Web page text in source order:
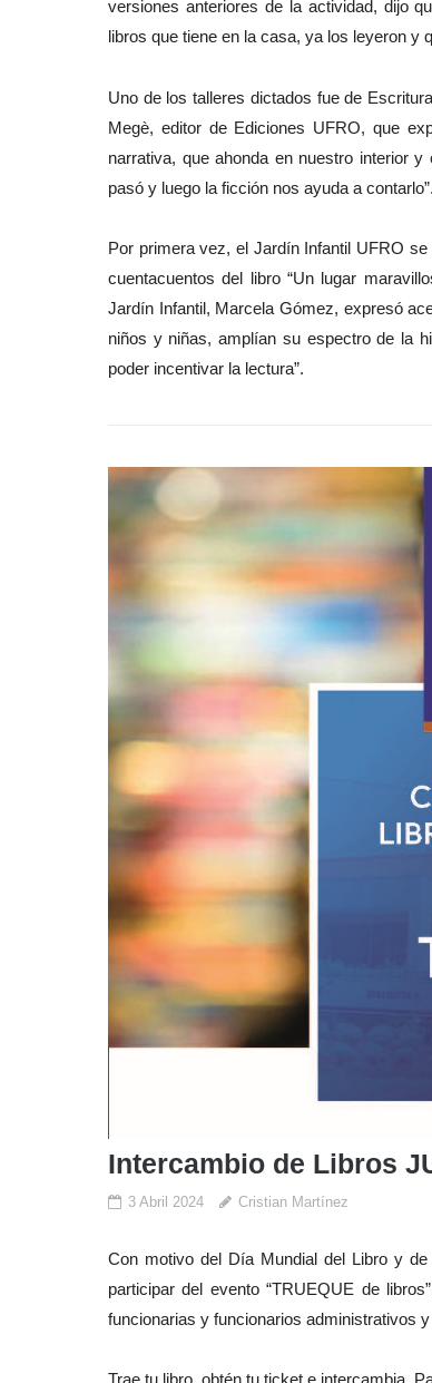
versiones anteriores de la actividad, dijo
libros que tiene en la casa, ya los leyeron y
Uno de los talleres dictados fue de
Megè, editor de Ediciones UFRO, que
narrativa, que ahonda en nuestro interior
pasó y luego la ficción nos ayuda a contarlo”.
Por primera vez, el Jardín Infantil UFRO
cuentacuentos del libro “Un lugar
Jardín Infantil, Marcela Gómez, expresó
niños y niñas, amplían su espectro de la
poder incentivar la lectura”.
Intercambio de Libros
3 Abril 2024 Cristian Martínez
Con motivo del Día Mundial del Libro y
participar del evento “TRUEQUE de
funcionarias y funcionarios administrativos